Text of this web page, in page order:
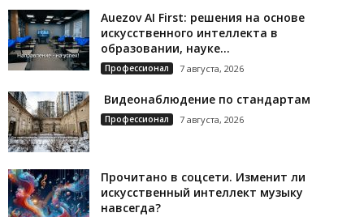
Auezov AI First: решения на основе
искусственного интеллекта в
образовании, науке...
Профессионал 7 августа, 2026
Видеонаблюдение по стандартам
Профессионал 7 августа, 2026
Прочитано в соцсети. Изменит ли
искусственный интеллект музыку
навсегда?